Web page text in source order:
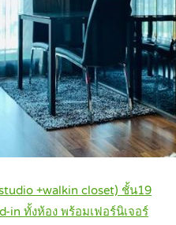
+walkin closet) ชั้น19
in ทั้งห้อง พร้อมเฟอร์นิเจอร์